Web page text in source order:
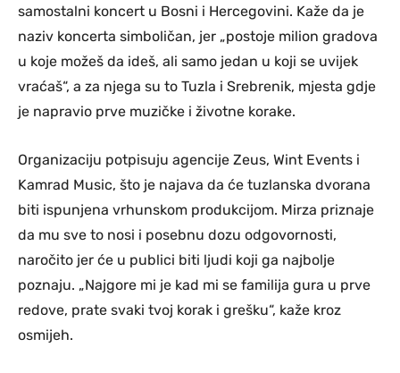
samostalni koncert u Bosni i Hercegovini. Kaže da je
naziv koncerta simboličan, jer „postoje milion gradova
u koje možeš da ideš, ali samo jedan u koji se uvijek
vraćaš“, a za njega su to Tuzla i Srebrenik, mjesta gdje
je napravio prve muzičke i životne korake.
Organizaciju potpisuju agencije Zeus, Wint Events i
Kamrad Music, što je najava da će tuzlanska dvorana
biti ispunjena vrhunskom produkcijom. Mirza priznaje
da mu sve to nosi i posebnu dozu odgovornosti,
naročito jer će u publici biti ljudi koji ga najbolje
poznaju. „Najgore mi je kad mi se familija gura u prve
redove, prate svaki tvoj korak i grešku“, kaže kroz
osmijeh.